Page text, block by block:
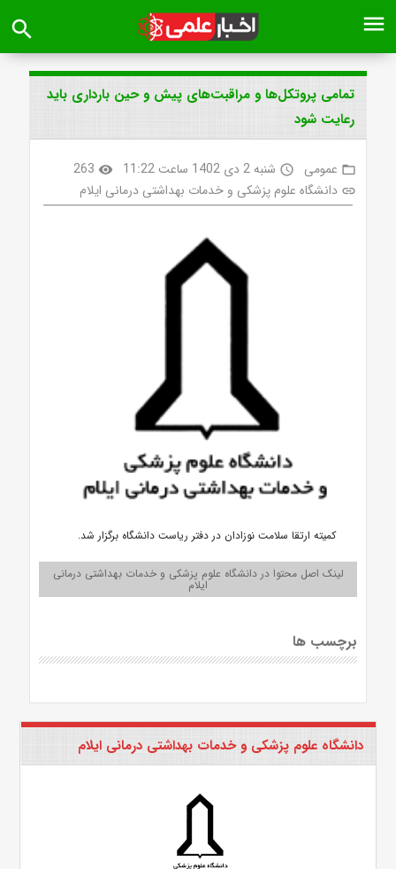
menu
search
تمامی پروتکل‌ها و مراقبت‌های پیش و حین بارداری باید
رعایت شود
folder_open عمومی access_time شنبه 2 دی 1402 ساعت 11:22 visibility
263
link دانشگاه علوم پزشکی و خدمات بهداشتی درمانی ایلام
کمیته ارتقا سلامت نوزادان در دفتر ریاست دانشگاه برگزار شد.
لینک اصل محتوا در دانشگاه علوم پزشکی و خدمات بهداشتی درمانی
ایلام
برچسب ها
دانشگاه علوم پزشکی و خدمات بهداشتی درمانی ایلام